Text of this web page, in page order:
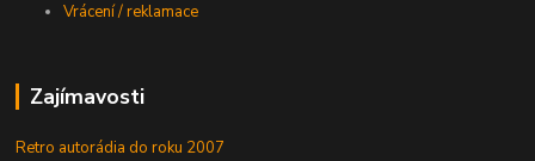
Vrácení / reklamace
Zajímavosti
Retro autorádia do roku 2007